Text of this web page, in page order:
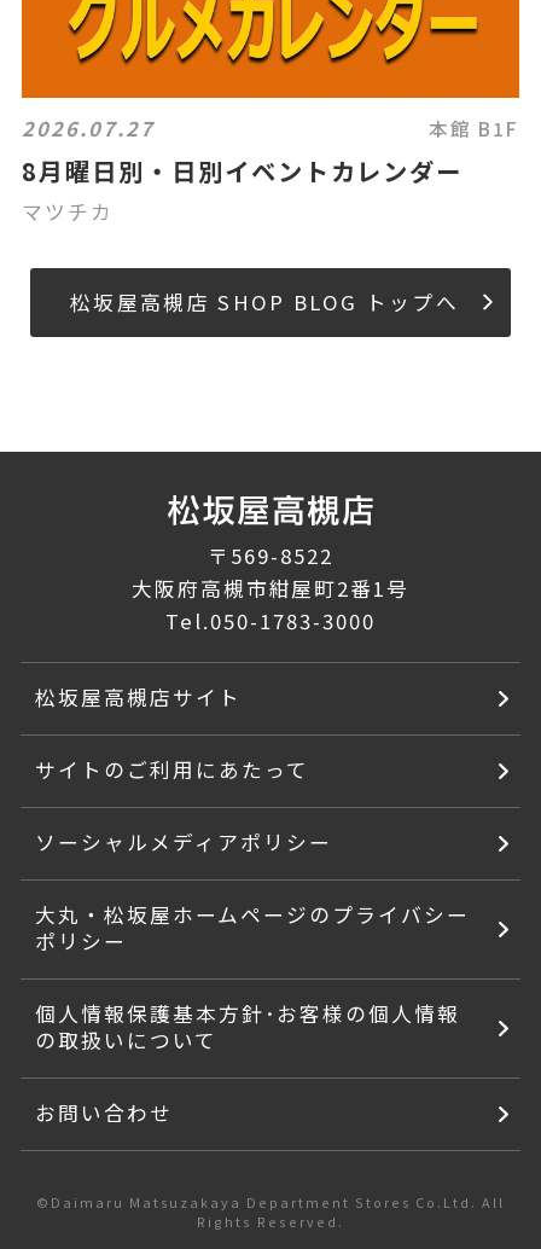
2026.07.27 本館 B1F
8月曜日別・日別イベントカレンダー
マツチカ
松坂屋高槻店 SHOP BLOG トップへ
〒569-8522
大阪府高槻市紺屋町2番1号
Tel.050-1783-3000
松坂屋高槻店サイト
サイトのご利用にあたって
ソーシャルメディアポリシー
大丸・松坂屋ホームページのプライバシー
ポリシー
個人情報保護基本方針･お客様の個人情報
の取扱いについて
お問い合わせ
©Daimaru Matsuzakaya Department Stores Co.Ltd. All
Rights Reserved.